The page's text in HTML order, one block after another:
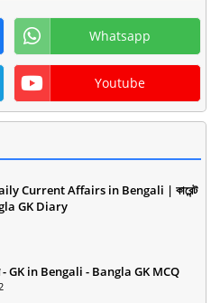
Whatsapp
Youtube
Current Affairs in Bengali | কারেন্ট
GK Diary
- GK in Bengali - Bangla GK MCQ